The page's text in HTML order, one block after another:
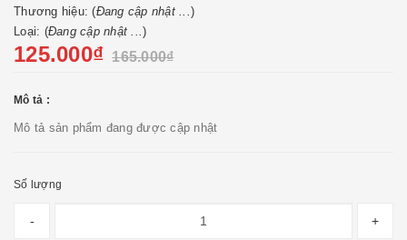
Thương hiệu: (Đang cập nhật ...)
Loại: (Đang cập nhật ...)
125.000₫ 165.000₫
Mô tả :
Mô tả sản phẩm đang được cập nhật
Số lượng
- +